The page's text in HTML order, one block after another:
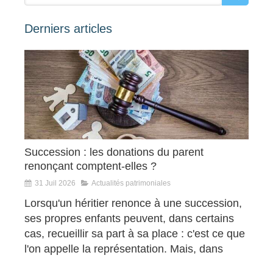
Derniers articles
Succession : les donations du parent
renonçant comptent-elles ?
31 Juil 2026 Actualités patrimoniales
Lorsqu'un héritier renonce à une succession,
ses propres enfants peuvent, dans certains
cas, recueillir sa part à sa place : c'est ce que
l'on appelle la représentation. Mais, dans